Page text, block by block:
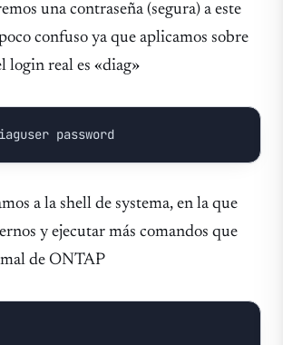
una contraseña (segura) a este
confuso ya que aplicamos sobre
login real es «diag»
password
a la shell de systema, en la que
y ejecutar más comandos que
de ONTAP